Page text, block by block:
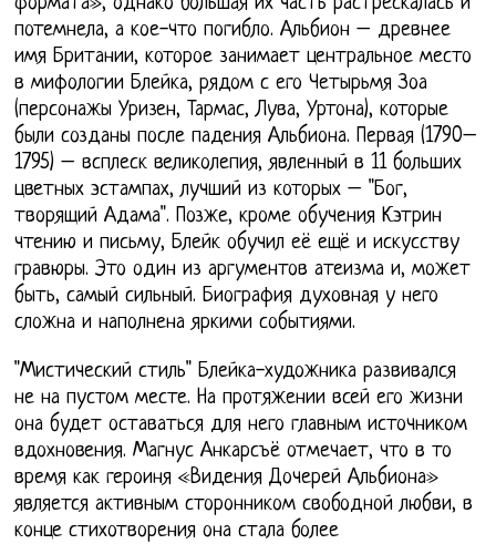
потемнела, а кое-что погибло. Альбион – древнее
имя Британии, которое занимает центральное место
в мифологии Блейка, рядом с его Четырьмя Зоа
(персонажы Уризен, Тармас, Лува, Уртона), которые
были созданы после падения Альбиона. Первая (1790–
1795) – всплеск великолепия, явленный в 11 больших
цветных эстампах, лучший из которых – "Бог,
творящий Адама". Позже, кроме обучения Кэтрин
чтению и письму, Блейк обучил её ещё и искусству
гравюры. Это один из аргументов атеизма и, может
быть, самый сильный. Биография духовная у него
сложна и наполнена яркими событиями.
"Мистический стиль" Блейка-художника развивался
не на пустом месте. На протяжении всей его жизни
она будет оставаться для него главным источником
вдохновения. Магнус Анкарсъё отмечает, что в то
время как героиня «Видения Дочерей Альбиона»
является активным сторонником свободной любви, в
конце стихотворения она стала более